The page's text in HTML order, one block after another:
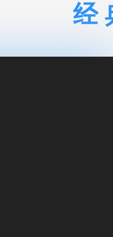
经